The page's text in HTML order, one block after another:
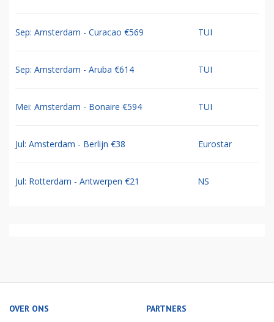
Sep: Amsterdam - Curacao €569 TUI
Sep: Amsterdam - Aruba €614 TUI
Mei: Amsterdam - Bonaire €594 TUI
Jul: Amsterdam - Berlijn €38 Eurostar
Jul: Rotterdam - Antwerpen €21 NS
OVER ONS PARTNERS